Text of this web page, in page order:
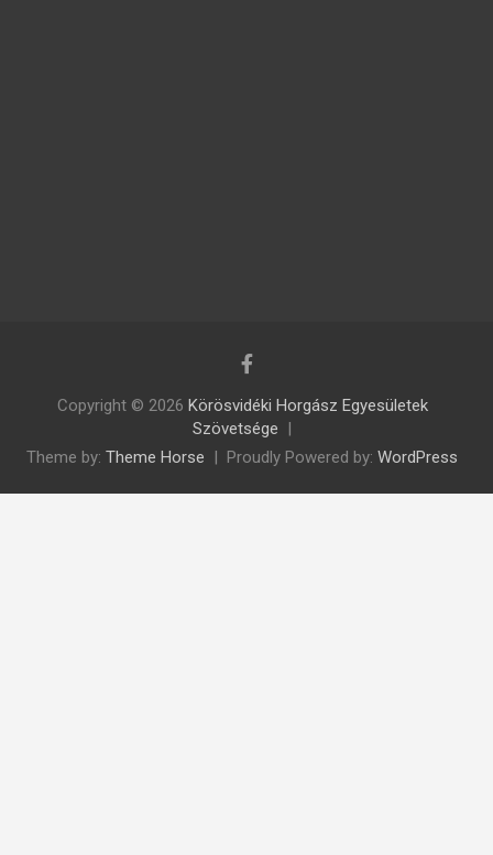
Copyright © 2026 Körösvidéki Horgász Egyesületek
Szövetsége
Theme by: Theme Horse Proudly Powered by: WordPress